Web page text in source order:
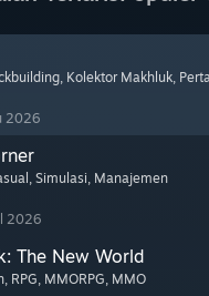
, Kolektor Makhluk,
2026
, Simulasi, Manajemen
2026
The New World
, RPG, MMORPG, MMO